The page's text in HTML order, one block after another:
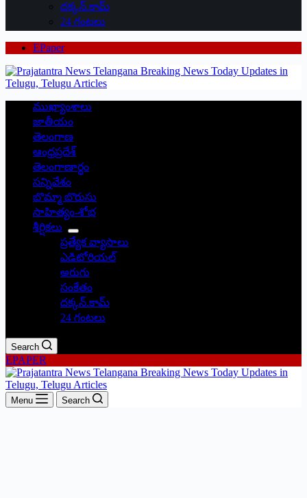
దక్కన్.కామ్
24 గంటలు
EPaper
ముఖ్యాంశాలు
జాతీయం
తెలంగాణ
ఆంధ్రప్రదేశ్
తెలంగాణార్థం
సన్నివేశం
బొమ్మా బొరుసు
సాహిత్యం-శోభ
శీర్షికలు
ప్రత్యేక వ్యాసాలు
ఎడిటోరియల్
అరుగు
సంకేతం
దక్కన్.కామ్
24 గంటలు
Search
EPAPER
Menu Search